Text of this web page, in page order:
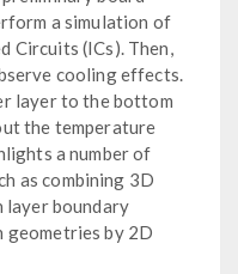
a simulation of
Circuits (ICs). Then,
cooling effects.
layer to the bottom
the temperature
a number of
as combining 3D
layer boundary
geometries by 2D